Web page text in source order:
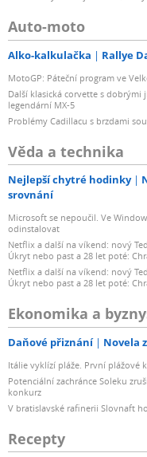
Auto-moto
Alko-kalkulačka Rallye
MotoGP: Páteční program ve
Další klasická corvette s
legendární MX-5
Problémy Cadillacu s brzdami
Věda a technika
Nejlepší chytré hodinky
srovnání
Microsoft se nepoučil. Ve
odinstalovat
Netflix a další na víkend: nový
Úkryt nebo past a 28 let poté:
Netflix a další na víkend: nový
Úkryt nebo past a 28 let poté:
Ekonomika a
Daňové přiznání Novela
Itálie vyklízí pláže. První plážové
Potenciální zachránce Soleku
konkurz
V bratislavské rafinerii Slovnaft
Recepty